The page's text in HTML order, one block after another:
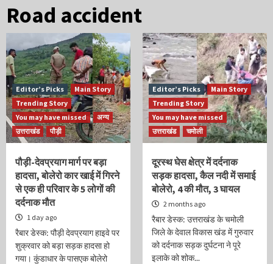
Road accident
Editor’s Picks
Main Story
Trending Story
You may have missed
अन्य
उत्तराखंड
पौड़ी
पौड़ी-देवप्रयाग मार्ग पर बड़ा
हादसा, बोलेरो कार खाई में गिरने
से एक ही परिवार के 5 लोगों की
दर्दनाक मौत
1 day ago
रैबार डेस्क: पौड़ी देवप्रयाग हाइवे पर
शुक्रवार को बड़ा सड़क हादसा हो
गया। कुंडाधार के पासएक बोलेरो
Editor’s Picks
Main Story
Trending Story
You may have missed
उत्तराखंड
चमोली
दूरस्थ घेस क्षेत्र में दर्दनाक
सड़क हादसा, कैल नदी में समाई
बोलेरो, 4 की मौत, 3 घायल
2 months ago
रैबार डेस्क: उत्तराखंड के चमोली
जिले के देवाल विकास खंड में गुरुवार
को दर्दनाक सड़क दुर्घटना ने पूरे
इलाके को शोक...